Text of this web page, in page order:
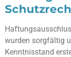
wurden sorgfältig
Kenntnisstand